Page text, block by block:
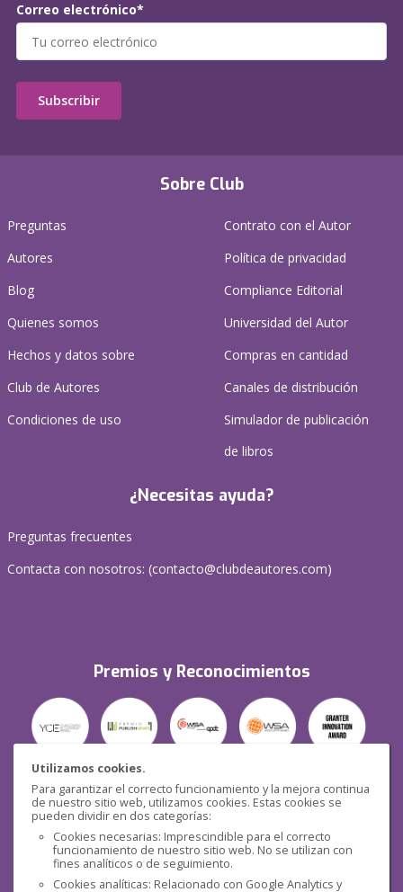
Utilizamos cookies.
Para garantizar el correcto funcionamiento y la mejora continua
de nuestro sitio web, utilizamos cookies. Estas cookies se
pueden dividir en dos categorías:
Cookies necesarias: Imprescindible para el correcto
funcionamiento de nuestro sitio web. No se utilizan con
fines analíticos o de seguimiento.
Cookies analíticas: Relacionado con Google Analytics y
Sobre Club
Preguntas
Autores
Blog
Quienes somos
Hechos y datos sobre
Club de Autores
Condiciones de uso
Contrato con el Autor
Política de privacidad
Compliance Editorial
Universidad del Autor
Compras en cantidad
Canales de distribución
Simulador de publicación
de libros
¿Necesitas ayuda?
Preguntas frecuentes
Contacta con nosotros: (contacto@clubdeautores.com)
Premios y Reconocimientos
Seguridad
Correo electrónico*
Subscribir